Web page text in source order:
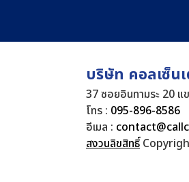
บริษัท คอลเซ็น
37 ซอยอินทามระ 20 แ
โทร : 095-896-8586
อีเมล :
สงวนลิขสิทธิ์